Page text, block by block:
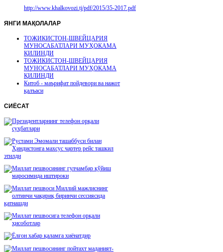
http://www.khalkovozi.tj/pdf/2015/35-2017.pdf
ЯНГИ МАҚОЛАЛАР
ТОЖИКИСТОН-ШВЕЙЦАРИЯ
МУНОСАБАТЛАРИ МУҲОКАМА
ҚИЛИНДИ
ТОЖИКИСТОН-ШВЕЙЦАРИЯ
МУНОСАБАТЛАРИ МУҲОКАМА
ҚИЛИНДИ
Китоб - маърифат пойдевори ва нажот
қалъаси
СИЁСАТ